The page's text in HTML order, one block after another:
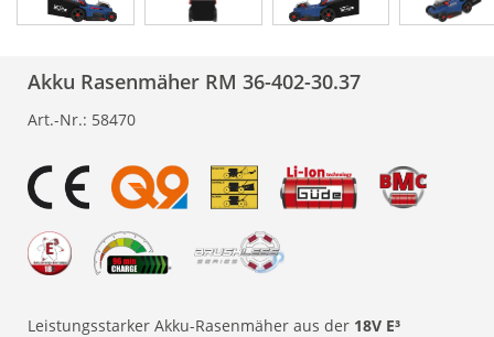
Akku Rasenmäher RM 36-402-30.37
Art.-Nr.: 58470
Leistungsstarker Akku-Rasenmäher aus der 18V E³